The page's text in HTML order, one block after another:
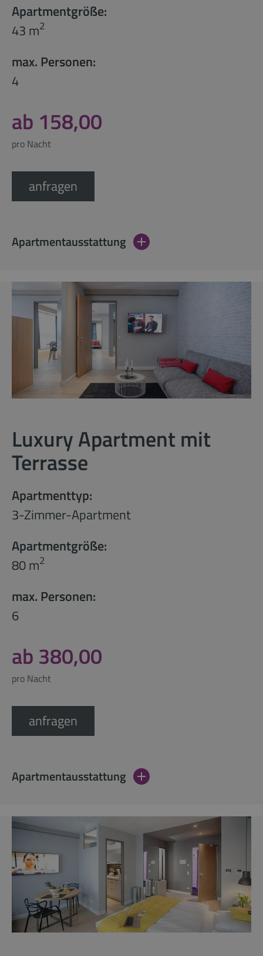
Apartmentgröße:
43 m2
max. Personen:
4
ab 158,00
pro Nacht
anfragen
Apartmentausstattung
Luxury Apartment mit
Terrasse
Apartmenttyp:
3-Zimmer-Apartment
Apartmentgröße:
80 m2
max. Personen:
6
ab 380,00
pro Nacht
anfragen
Apartmentausstattung